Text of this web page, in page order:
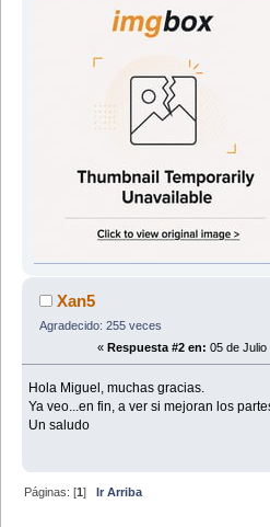
Xan5
Agradecido: 255 veces
« Respuesta #2 en: 05 de Julio
Hola Miguel, muchas gracias.
Ya veo...en fin, a ver si mejoran los
Un saludo
Páginas: [1]Ir Arriba